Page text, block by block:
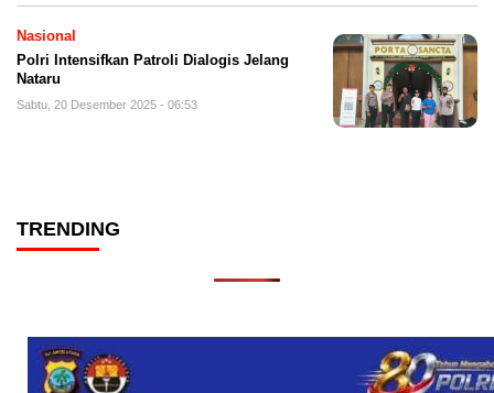
Nasional
Polri Intensifkan Patroli Dialogis Jelang
Nataru
Sabtu, 20 Desember 2025 - 06:53
TRENDING